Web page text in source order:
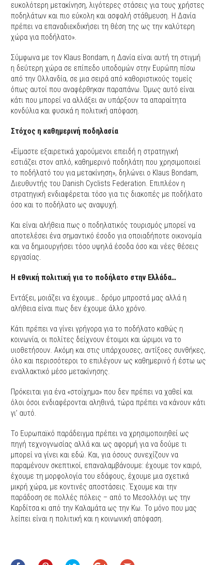
ευκολότερη μετακίνηση, λιγότερες στάσεις για τους χρήστες
ποδηλάτων και πιο εύκολη και ασφαλή στάθμευση. Η Δανία
πρέπει να επαναδιεκδικήσει τη θέση της ως την καλύτερη
χώρα για ποδήλατο».
Σύμφωνα με τον Klaus Bondam, η Δανία είναι αυτή τη στιγμή
η δεύτερη χώρα σε επίπεδο υποδομών στην Ευρώπη πίσω
από την Ολλανδία, σε μια σειρά από καθοριστικούς τομείς
όπως αυτοί που αναφέρθηκαν παραπάνω. Όμως αυτό είναι
κάτι που μπορεί να αλλάξει αν υπάρξουν τα απαραίτητα
κονδύλια και φυσικά η πολιτική απόφαση.
Στόχος η καθημερινή ποδηλασία
«Είμαστε εξαιρετικά χαρούμενοι επειδή η στρατηγική
εστιάζει στον απλό, καθημερινό ποδηλάτη που χρησιμοποιεί
το ποδήλατό του για μετακίνηση», δηλώνει ο Klaus Bondam,
Διευθυντής του Danish Cyclists Federation. Επιπλέον η
στρατηγική ενδιαφέρεται τόσο για τις διακοπές με ποδήλατο
όσο και το ποδήλατο ως αναψυχή.
Και είναι αλήθεια πως ο ποδηλατικός τουρισμός μπορεί να
αποτελέσει ένα σημαντικό έσοδο για οποιαδήποτε οικονομία
και να δημιουργήσει τόσο υψηλά έσοδα όσο και νέες θέσεις
εργασίας.
Η εθνική πολιτική για το ποδήλατο στην Ελλάδα…
Εντάξει, μοιάζει να έχουμε… δρόμο μπροστά μας αλλά η
αλήθεια είναι πως δεν έχουμε άλλο χρόνο.
Κάτι πρέπει να γίνει γρήγορα για το ποδήλατο καθώς η
κοινωνία, οι πολίτες δείχνουν έτοιμοι και ώριμοι να το
υιοθετήσουν. Ακόμη και στις υπάρχουσες, αντίξοες συνθήκες,
όλο και περισσότεροι το επιλέγουν ως καθημερινό ή έστω ως
εναλλακτικό μέσο μετακίνησης.
Πρόκειται για ένα «στοίχημα» που δεν πρέπει να χαθεί και
όλοι όσοι ενδιαφέρονται αληθινά, τώρα πρέπει να κάνουν κάτι
γι’ αυτό.
Το Ευρωπαϊκό παράδειγμα πρέπει να χρησιμοποιηθεί ως
πηγή τεχνογνωσίας αλλά και ως αφορμή για να δούμε τι
μπορεί να γίνει και εδώ. Και, για όσους συνεχίζουν να
παραμένουν σκεπτικοί, επαναλαμβάνουμε: έχουμε τον καιρό,
έχουμε τη μορφολογία του εδάφους, έχουμε μια σχετικά
μικρή χώρα, με κοντινές αποστάσεις. Έχουμε και την
παράδοση σε πολλές πόλεις – από το Μεσολλόγι ως την
Καρδίτσα κι από την Καλαμάτα ως την Κω. Το μόνο που μας
λείπει είναι η πολιτική και η κοινωνική απόφαση.